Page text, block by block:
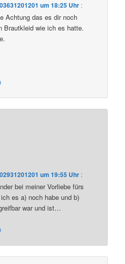
um 18:25 Uhr :
Achtung das es dir noch
wie ich es hatte.
um 19:55 Uhr :
bei meiner Vorliebe fürs
es a) noch habe und b)
war und ist…